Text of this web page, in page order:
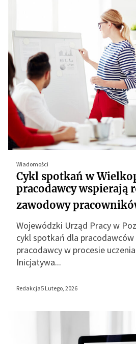
Wiadomości
Cykl spotkań w
pracodawcy wspierają
zawodowy
Wojewódzki Urząd Pracy w
cykl spotkań dla pracodawców
pracodawcy w procesie
Inicjatywa...
Redakcja5 Lutego, 2026